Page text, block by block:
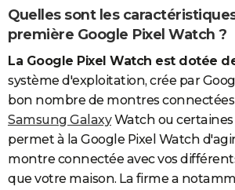
Quelles sont les
première Google Pixel Watch ?
La Google Pixel Watch est dotée
système d'exploitation, crée par
bon nombre de montres
Samsung GalaxyWatch ou certaines
permet à la Google Pixel Watch
montre connectée avec vos
que votre maison. La firme a